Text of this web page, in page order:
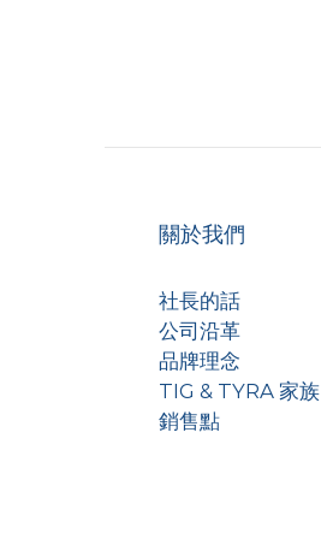
關於我們
社長的話
公司沿革
品牌理念
TIG & TYRA 家族
銷售點